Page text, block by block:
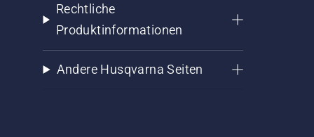
Rechtliche
Produktinformationen
Andere Husqvarna Seiten